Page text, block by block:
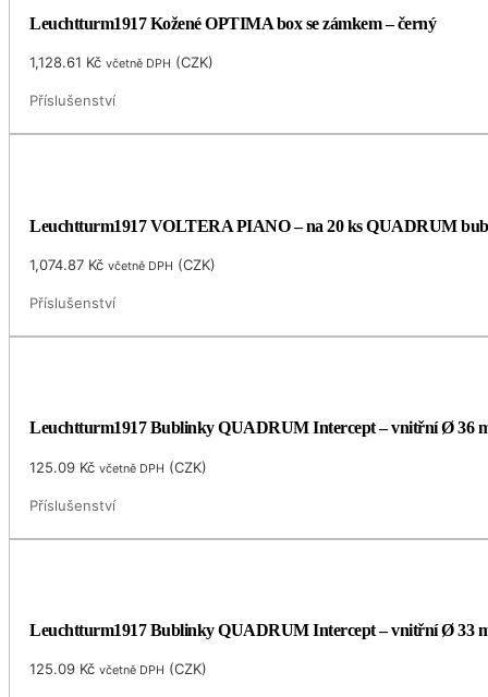
Leuchtturm1917 Kožené OPTIMA box se zámkem – černý
1,128.61 Kč včetně DPH (CZK)
Příslušenství
Leuchtturm1917 VOLTERA PIANO – na 20 ks QUADRUM
1,074.87 Kč včetně DPH (CZK)
Příslušenství
Leuchtturm1917 Bublinky QUADRUM Intercept – vnitřní Ø 36
125.09 Kč včetně DPH (CZK)
Příslušenství
Leuchtturm1917 Bublinky QUADRUM Intercept – vnitřní Ø 33
125.09 Kč včetně DPH (CZK)